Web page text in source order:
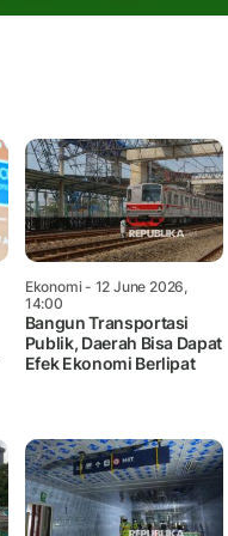
Ekonomi- 12 June 2026,
14:00
Bangun Transportasi
Publik, Daerah Bisa Dapat
Efek Ekonomi Berlipat